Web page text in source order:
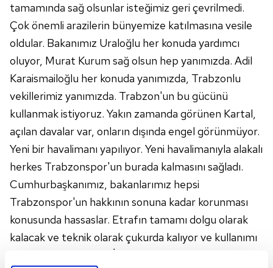
tamamında sağ olsunlar isteğimiz geri çevrilmedi.
Çok önemli arazilerin bünyemize katılmasına vesile
oldular. Bakanımız Uraloğlu her konuda yardımcı
oluyor, Murat Kurum sağ olsun hep yanımızda. Adil
Karaismailoğlu her konuda yanımızda, Trabzonlu
vekillerimiz yanımızda. Trabzon'un bu gücünü
kullanmak istiyoruz. Yakın zamanda görünen Kartal,
açılan davalar var, onların dışında engel görünmüyor.
Yeni bir havalimanı yapılıyor. Yeni havalimanıyla alakalı
herkes Trabzonspor'un burada kalmasını sağladı.
Cumhurbaşkanımız, bakanlarımız hepsi
Trabzonspor'un hakkının sonuna kadar korunması
konusunda hassaslar. Etrafın tamamı dolgu olarak
kalacak ve teknik olarak çukurda kalıyor ve kullanımı
imkânsız hale geliyor. İstimlak durumu olacak.